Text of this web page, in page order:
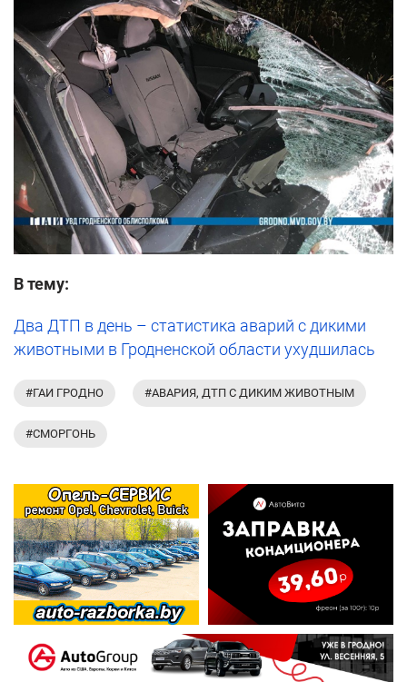
В тему:
Два ДТП в день – статистика аварий с дикими
животными в Гродненской области ухудшилась
#ГАИ ГРОДНО #АВАРИЯ, ДТП С ДИКИМ ЖИВОТНЫМ
#СМОРГОНЬ